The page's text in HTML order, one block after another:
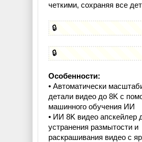
четкими, сохраняя все
🔒
🔒
Особенности:
• Автоматически
детали видео до 8K с
машинного обучения ИИ
• ИИ 8K видео апскейлер
устранения размытости и
раскрашивания видео с